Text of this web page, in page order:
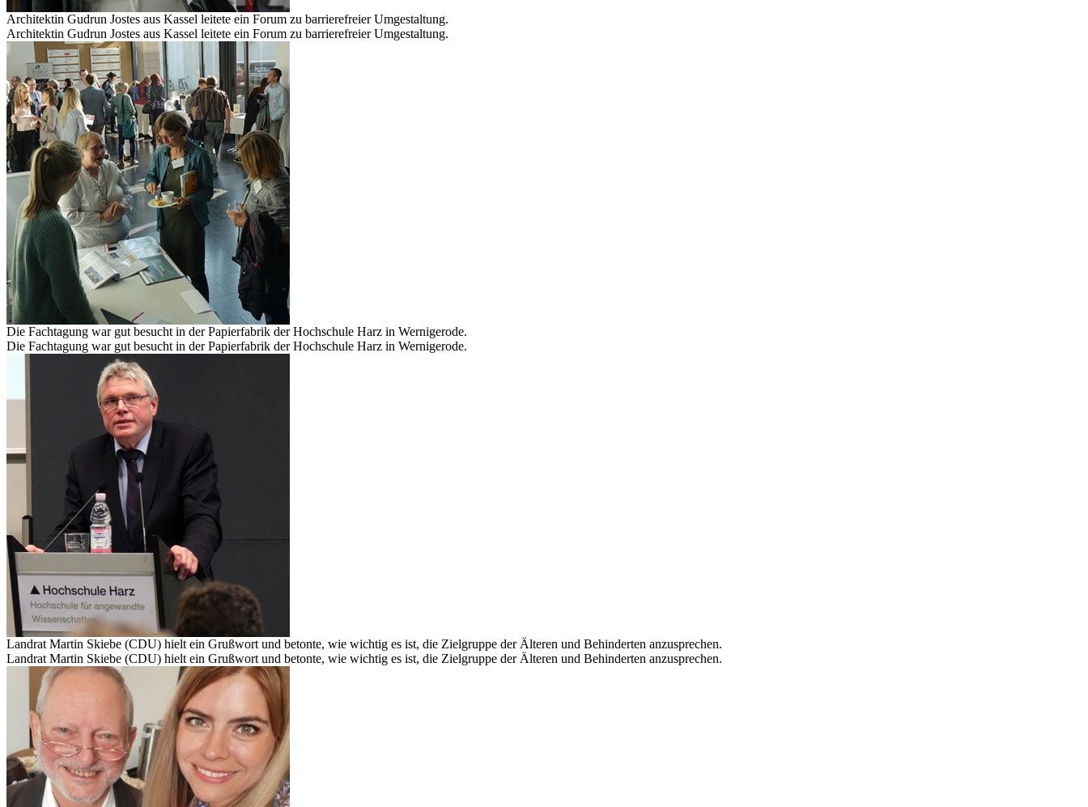
Architektin Gudrun Jostes aus Kassel leitete ein Forum zu barrierefreier Umgestaltung.
Architektin Gudrun Jostes aus Kassel leitete ein Forum zu barrierefreier Umgestaltung.
Die Fachtagung war gut besucht in der Papierfabrik der Hochschule Harz in Wernigerode.
Die Fachtagung war gut besucht in der Papierfabrik der Hochschule Harz in Wernigerode.
Landrat Martin Skiebe (CDU) hielt ein Grußwort und betonte, wie wichtig es ist, die Zielgruppe der Älteren und Behinderten anzusprechen.
Landrat Martin Skiebe (CDU) hielt ein Grußwort und betonte, wie wichtig es ist, die Zielgruppe der Älteren und Behinderten anzusprechen.